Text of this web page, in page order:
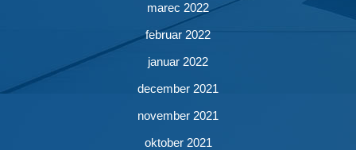
marec 2022
februar 2022
januar 2022
december 2021
november 2021
oktober 2021